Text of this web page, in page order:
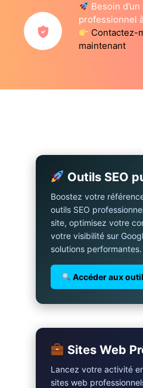
Besoin
professionnel
Contactez-
maintenant
Outils SEO
Boostez votre
outils SEO
site, optimisez votre
votre visibilité sur
solutions performantes.
Accéder aux
Sites Web
Lancez votre activité
sites web